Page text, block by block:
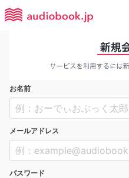
お名前
メールアドレス
パスワード